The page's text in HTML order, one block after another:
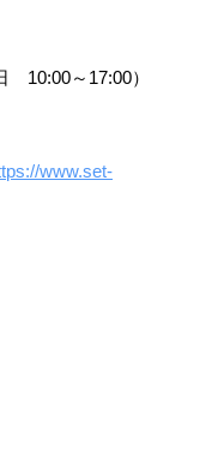
10:00～17:00）
www.set-